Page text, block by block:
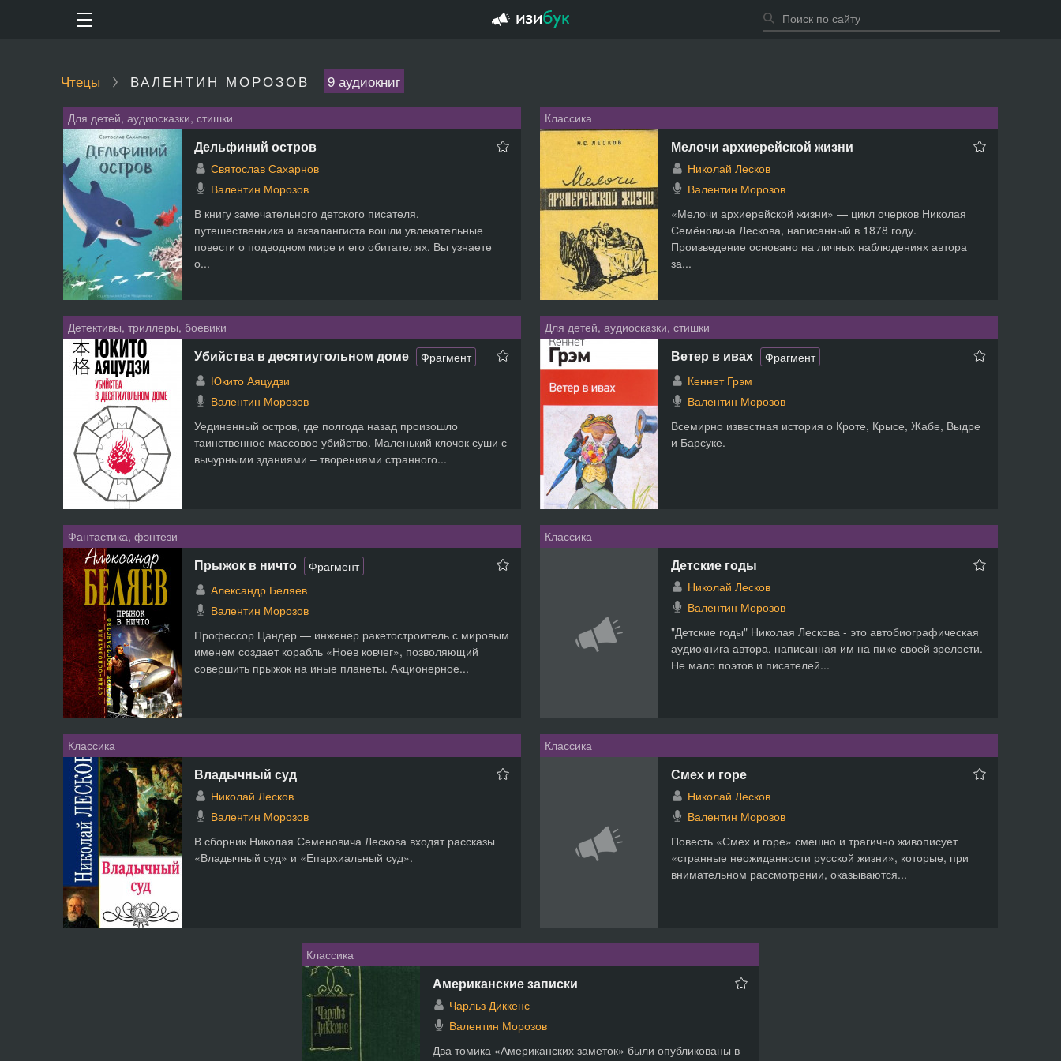
Чтецы ВАЛЕНТИН МОРОЗОВ 9 аудиокниг
Для детей, аудиосказки, стишки
Дельфиний остров
Святослав Сахарнов
Валентин Морозов
В книгу замечательного детского писателя,
путешественника и аквалангиста вошли увлекательные
повести о подводном мире и его обитателях. Вы узнаете
о...
Классика
Мелочи архиерейской жизни
Николай Лесков
Валентин Морозов
«Мелочи архиерейской жизни» — цикл очерков Николая
Семёновича Лескова, написанный в 1878 году.
Произведение основано на личных наблюдениях автора
за...
Детективы, триллеры, боевики
Убийства в десятиугольном доме
Фрагмент
Юкито Аяцудзи
Валентин Морозов
Уединенный остров, где полгода назад произошло
таинственное массовое убийство. Маленький клочок суши с
вычурными зданиями – творениями странного...
Для детей, аудиосказки, стишки
Ветер в ивах
Фрагмент
Кеннет Грэм
Валентин Морозов
Всемирно известная история о Кроте, Крысе, Жабе, Выдре
и Барсуке.
Фантастика, фэнтези
Прыжок в ничто
Фрагмент
Александр Беляев
Валентин Морозов
Профессор Цандер — инженер ракетостроитель с мировым
именем создает корабль «Ноев ковчег», позволяющий
совершить прыжок на иные планеты. Акционерное...
Классика
Детские годы
Николай Лесков
Валентин Морозов
"Детские годы" Николая Лескова - это автобиографическая
аудиокнига автора, написанная им на пике своей зрелости.
Не мало поэтов и писателей...
Классика
Владычный суд
Николай Лесков
Валентин Морозов
В сборник Николая Семеновича Лескова входят рассказы
«Владычный суд» и «Епархиальный суд».
Классика
Смех и горе
Николай Лесков
Валентин Морозов
Повесть «Смех и горе» смешно и трагично живописует
«странные неожиданности русской жизни», которые, при
внимательном рассмотрении, оказываются...
Классика
Американские записки
Чарльз Диккенс
Валентин Морозов
Два томика «Американских заметок» были опубликованы в